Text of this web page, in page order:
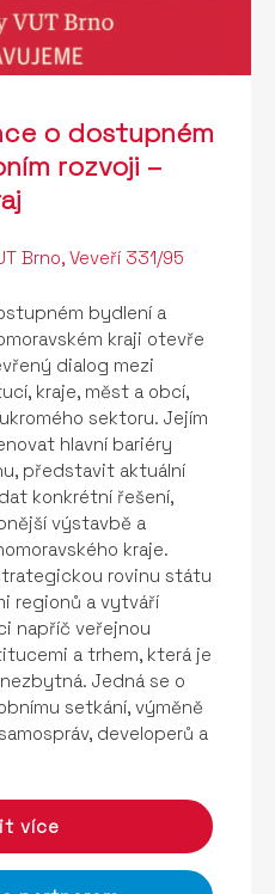
o dostupném
rozvoji –
Brno, Veveří 331/95
bydlení a
kraji otevře
dialog mezi
kraje, měst a obcí,
sektoru. Jejím
hlavní bariéry
představit aktuální
konkrétní řešení,
výstavbě a
kraje.
rovinu státu
regionů a vytváří
napříč veřejnou
a trhem, která je
Jedná se o
setkání, výměně
developerů a
více